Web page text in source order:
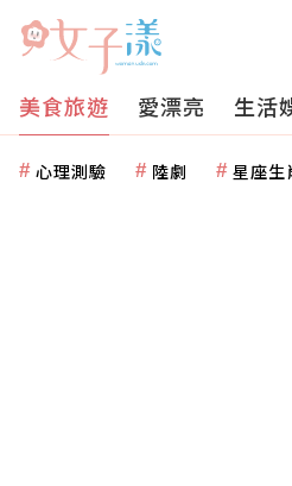
美食旅遊 愛漂亮 生活
心理測驗 陸劇 星座生